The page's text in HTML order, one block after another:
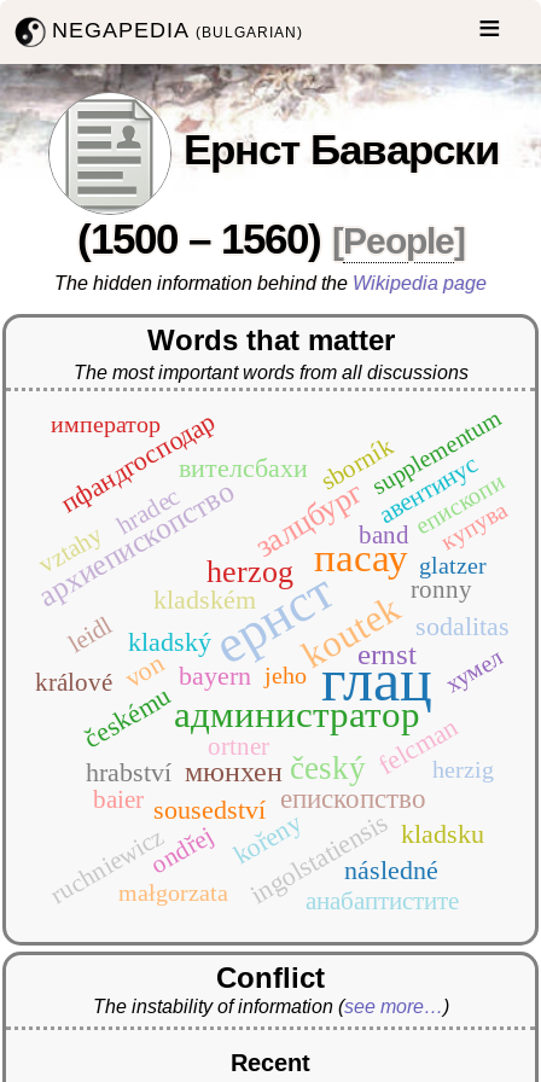
NEGAPEDIA(BULGARIAN)
Ернст Баварски
(1500 – 1560) [People]
The hidden information behind the Wikipedia page
Words that matter
The most important words from all discussions
глац
ернст
пасау
koutek
администратор
český
herzog
залцбург
ernst
архиепископство
мюнхен
епископство
bayern
felcman
hrabství
ingolstatiensis kladsku
kladském
kladský
kořeny následné
sodalitas
sousedství
von
českému
вителсбахи
пфандгосподар
baier
band
hradec
králové
leidl
ondřej
ortner
ronny
ruchniewicz
sborník
vztahy
авентинус
анабаптистите
glatzer
herzig
jeho
małgorzata
supplementum
епископи
император
купува
хумел
Conflict
The instability of information (see more…)
Recent